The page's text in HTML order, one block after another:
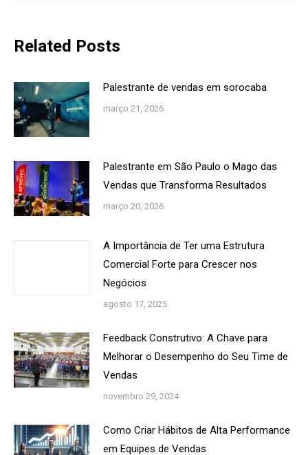
Related Posts
Palestrante de vendas em sorocaba
março 21, 2026
Palestrante em São Paulo o Mago das
Vendas que Transforma Resultados
março 20, 2026
A Importância de Ter uma Estrutura
Comercial Forte para Crescer nos
Negócios
agosto 17, 2025
Feedback Construtivo: A Chave para
Melhorar o Desempenho do Seu Time de
Vendas
novembro 29, 2024
Como Criar Hábitos de Alta Performance
em Equipes de Vendas